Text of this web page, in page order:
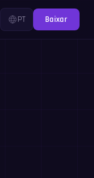
PT Baixar